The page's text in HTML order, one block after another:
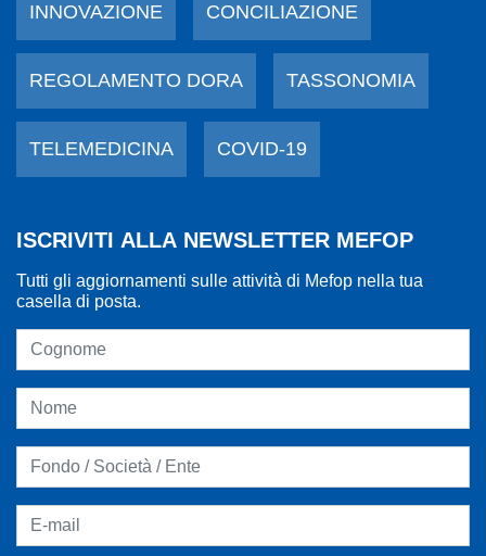
INNOVAZIONE CONCILIAZIONE
REGOLAMENTO DORA TASSONOMIA
TELEMEDICINA COVID-19
ISCRIVITI ALLA NEWSLETTER MEFOP
Tutti gli aggiornamenti sulle attività di Mefop nella tua
casella di posta.